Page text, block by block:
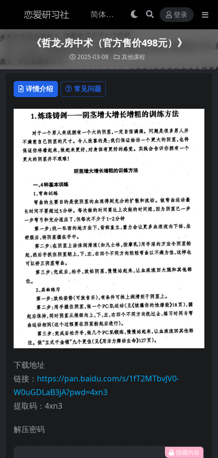
登录
《哲龙-房中术（官方售价498元）》
2025-03-08 其他课程
详情介绍 常见问题
下载地址
链接： https://pan.baidu.com/s/1fT2MTbvJV0-
W0uGDLaB3jA?pwd=4xn3
提取码：4xn3
解压密码
隐藏内容